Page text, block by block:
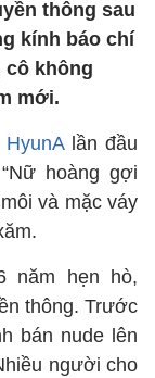
thông sau
kính báo chí
cô không
mới.
HyunA lần đầu
hoàng gợi
và mặc váy
năm hẹn hò,
thông. Trước
bán nude lên
người cho